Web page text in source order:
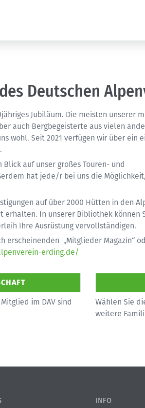
Deutschen
Jubiläum. Die meisten unserer
auch Bergbegeisterte aus vielen
wohl. Seit 2021 verfügen wir über ein
auf unser großes Touren- und
hat jede/r bei uns die
auf über 2000 Hütten in den
erhalten. In unserer Bibliothek können
Ihre Ausrüstung vervollständigen.
„Mitglieder Magazin“
erding.de/
im DAV sind
Wählen Sie
weitere
INFO